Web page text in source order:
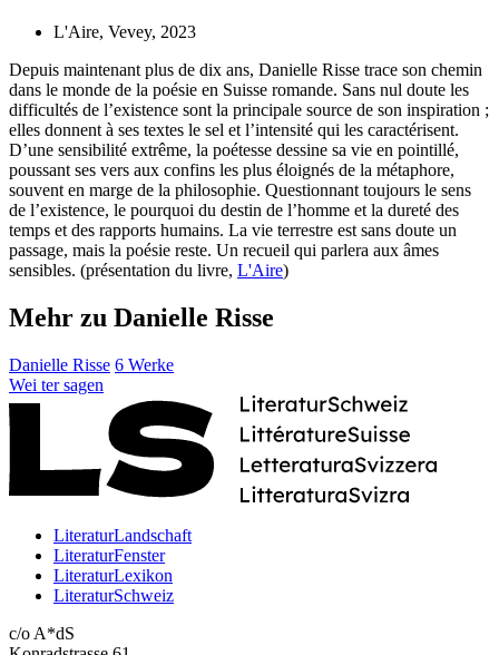
L'Aire, Vevey, 2023
Depuis maintenant plus de dix ans, Danielle Risse trace son chemin
dans le monde de la poésie en Suisse romande. Sans nul doute les
difficultés de l’existence sont la principale source de son inspiration ;
elles donnent à ses textes le sel et l’intensité qui les caractérisent.
D’une sensibilité extrême, la poétesse dessine sa vie en pointillé,
poussant ses vers aux confins les plus éloignés de la métaphore,
souvent en marge de la philosophie. Questionnant toujours le sens
de l’existence, le pourquoi du destin de l’homme et la dureté des
temps et des rapports humains. La vie terrestre est sans doute un
passage, mais la poésie reste. Un recueil qui parlera aux âmes
sensibles. (présentation du livre, L'Aire)
Mehr zu Danielle Risse
Danielle Risse 6 Werke
Wei ter sagen
LiteraturLandschaft
LiteraturFenster
LiteraturLexikon
LiteraturSchweiz
c/o A*dS